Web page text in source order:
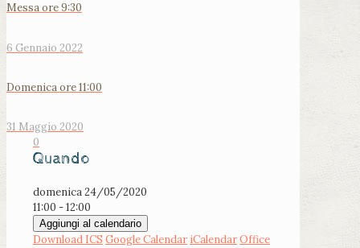
Messa ore 9:30
6 Gennaio 2022
Domenica ore 11:00
31 Maggio 2020
0
Quando
domenica 24/05/2020
11:00 - 12:00
Aggiungi al calendario
Download ICS Google Calendar iCalendarOffice